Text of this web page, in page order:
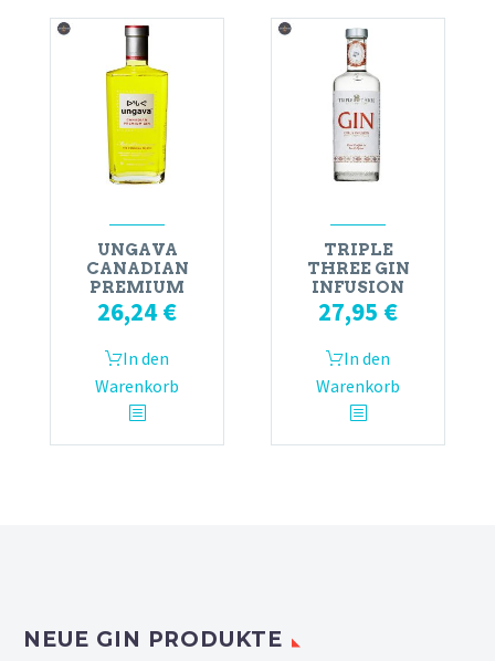
UNGAVA
CANADIAN
PREMIUM
26,24 €
In den
Warenkorb
TRIPLE
THREE GIN
INFUSION
27,95 €
In den
Warenkorb
NEUE GIN PRODUKTE